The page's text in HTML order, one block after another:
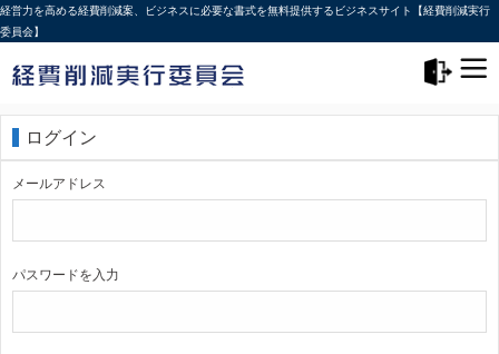
経営力を高める経費削減案、ビジネスに必要な書式を無料提供するビジネスサイト【経費削減実行
委員会】
ログイン
メールアドレス
パスワードを入力